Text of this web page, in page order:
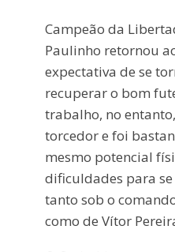
Campeão da
Paulinho retornou
expectativa de se
recuperar o bom
trabalho, no
torcedor e foi
mesmo potencial
dificuldades para
tanto sob o
como de Vítor